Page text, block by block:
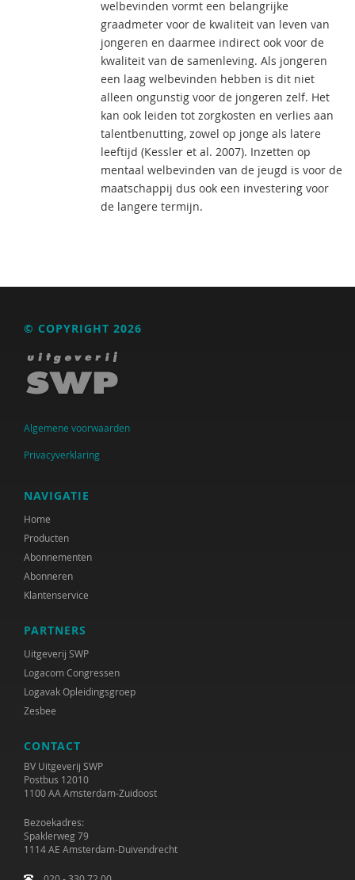
welbevinden vormt een belangrijke
graadmeter voor de kwaliteit van leven van
jongeren en daarmee indirect ook voor de
kwaliteit van de samenleving. Als jongeren
een laag welbevinden hebben is dit niet
alleen ongunstig voor de jongeren zelf. Het
kan ook leiden tot zorgkosten en verlies aan
talentbenutting, zowel op jonge als latere
leeftijd (Kessler et al. 2007). Inzetten op
mentaal welbevinden van de jeugd is voor de
maatschappij dus ook een investering voor
de langere termijn.
© COPYRIGHT 2026
Algemene voorwaarden
Privacyverklaring
NAVIGATIE
Home
Producten
Abonnementen
Abonneren
Klantenservice
PARTNERS
Uitgeverij SWP
Logacom Congressen
Logavak Opleidingsgroep
Zesbee
CONTACT
BV Uitgeverij SWP
Postbus 12010
1100 AA Amsterdam-Zuidoost
Bezoekadres:
Spaklerweg 79
1114 AE Amsterdam-Duivendrecht